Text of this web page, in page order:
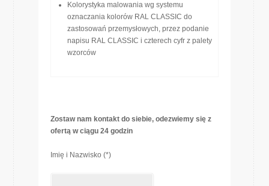
Kolorystyka malowania wg systemu
oznaczania kolorów RAL CLASSIC do
zastosowań przemysłowych, przez podanie
napisu RAL CLASSIC i czterech cyfr z palety
wzorców
Zostaw nam kontakt do siebie, odezwiemy się z
ofertą w ciągu 24 godzin
Imię i Nazwisko (*)